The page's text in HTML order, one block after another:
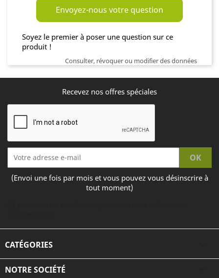
Envoyez-nous votre question
Soyez le premier à poser une question sur ce
produit !
Consulter, révoquer ou modifier des données
Recevez nos offres spéciales
(Envoi une fois par mois et vous pouvez vous désinscrire à
tout moment)
CATÉGORIES
NOTRE SOCIÉTÉ